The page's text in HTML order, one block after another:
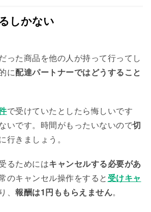
しかない
った商品を他の人が持って行ってし
に配達パートナーではどうすること
で受けていたとしたら悔しいです
いです。時間がもったいないので切
行きましょう。
るためにはキャンセルする必要があ
のキャンセル操作をすると 受けキャ
報酬は1円ももらえません。